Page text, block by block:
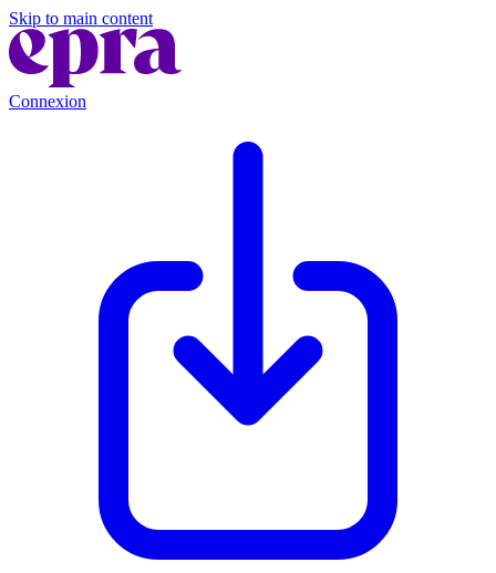
Skip to main content
Connexion